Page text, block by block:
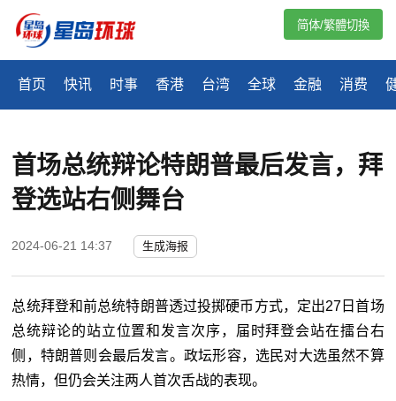
首页 快讯 时事 香港 台湾 全球 金融 消费
简体/繁體切換
首场总统辩论特朗普最后发言，拜
登选站右侧舞台
2024-06-21 14:37 生成海报
总统拜登和前总统特朗普透过投掷硬币方式，定出27日首场
总统辩论的站立位置和发言次序，届时拜登会站在擂台右
侧，特朗普则会最后发言。政坛形容，选民对大选虽然不算
热情，但仍会关注两人首次舌战的表现。